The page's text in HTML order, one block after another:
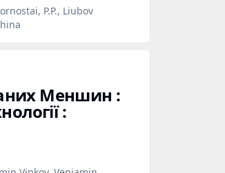
P.P., Liubov
Меншин :
: